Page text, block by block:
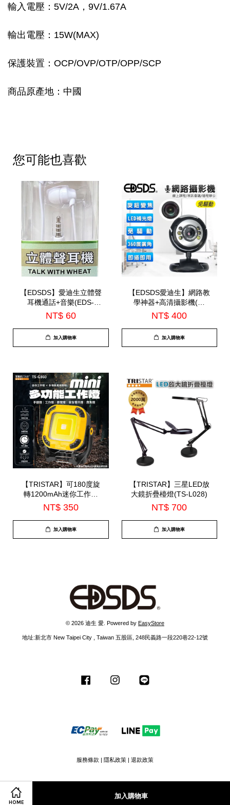
HOME
加入購物車
輸入電壓：5V/2A，9V/1.67A
輸出電壓：15W(MAX)
保護裝置：OCP/OVP/OTP/OPP/SCP
商品原產地：中國
您可能也喜歡
【EDSDS】愛迪生立體聲
耳機通話+音樂(EDS-
C516)
NT$ 60
加入購物車
【EDSDS愛迪生】網路教
學神器+高清攝影機(圓
形)+麥克風(EDS-CP400)
NT$ 400
加入購物車
【TRISTAR】可180度旋
轉1200mAh迷你工作燈
(TS-G860)
NT$ 350
加入購物車
【TRISTAR】三星LED放
大鏡折疊檯燈(TS-L028)
NT$ 700
加入購物車
© 2026 迪生 愛. Powered by EasyStore
地址:新北市 New Taipei City , Taiwan 五股區, 248民義路一段220巷22-12號
Facebook Instagram
服務條款 | 隱私政策 | 退款政策